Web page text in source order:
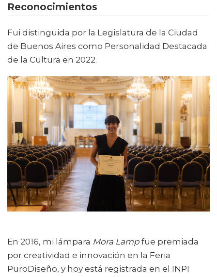
Reconocimientos
Fui distinguida por la Legislatura de la Ciudad
de Buenos Aires como Personalidad Destacada
de la Cultura en 2022.
En 2016, mi lámpara Mora Lamp fue premiada
por creatividad e innovación en la Feria
PuroDiseño, y hoy está registrada en el INPI